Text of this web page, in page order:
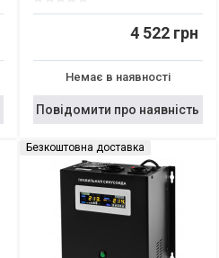
4 522 грн
Немає в наявності
Повідомити про наявність
Безкоштовна доставка